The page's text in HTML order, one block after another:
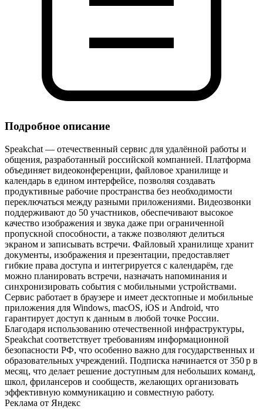
Подробное описание
Speakchat — отечественный сервис для удалённой работы и
общения, разработанный российской компанией. Платформа
объединяет видеоконференции, файловое хранилище и
календарь в едином интерфейсе, позволяя создавать
продуктивные рабочие пространства без необходимости
переключаться между разными приложениями. Видеозвонки
поддерживают до 50 участников, обеспечивают высокое
качество изображения и звука даже при ограниченной
пропускной способности, а также позволяют делиться
экраном и записывать встречи. Файловый хранилище хранит
документы, изображения и презентации, предоставляет
гибкие права доступа и интегрируется с календарём, где
можно планировать встречи, назначать напоминания и
синхронизировать события с мобильными устройствами.
Сервис работает в браузере и имеет десктопные и мобильные
приложения для Windows, macOS, iOS и Android, что
гарантирует доступ к данным в любой точке России.
Благодаря использованию отечественной инфраструктуры,
Speakchat соответствует требованиям информационной
безопасности РФ, что особенно важно для государственных и
образовательных учреждений. Подписка начинается от 350 р в
месяц, что делает решение доступным для небольших команд,
школ, фрилансеров и сообществ, желающих организовать
эффективную коммуникацию и совместную работу.
Реклама от Яндекс